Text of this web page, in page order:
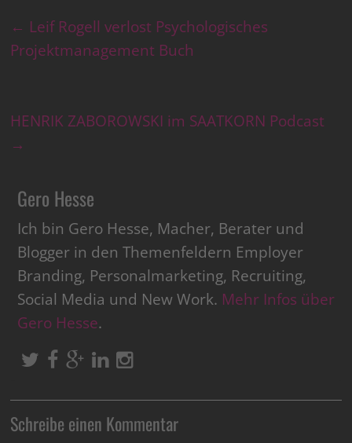
← Leif Rogell verlost Psychologisches
Projektmanagement Buch
HENRIK ZABOROWSKI im SAATKORN Podcast
→
Gero Hesse
Ich bin Gero Hesse, Macher, Berater und
Blogger in den Themenfeldern Employer
Branding, Personalmarketing, Recruiting,
Social Media und New Work. Mehr Infos über
Gero Hesse.
Schreibe einen Kommentar